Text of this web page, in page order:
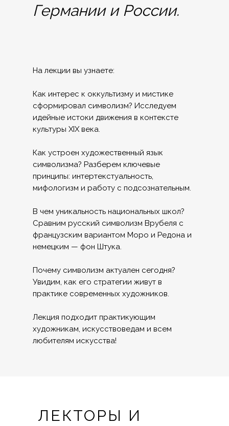
Германии и России.
На лекции вы узнаете:
Как интерес к оккультизму и мистике
сформировал символизм? Исследуем
идейные истоки движения в контексте
культуры XIX века.
Как устроен художественный язык
символизма? Разберем ключевые
принципы: интертекстуальность,
мифологизм и работу с подсознательным.
В чем уникальность национальных школ?
Сравним русский символизм Врубеля с
французским вариантом Моро и Редона и
немецким — фон Штука.
Почему символизм актуален сегодня?
Увидим, как его стратегии живут в
практике современных художников.
Лекция подходит практикующим
художникам, искусствоведам и всем
любителям искусства!
ЛЕКТОРЫ И